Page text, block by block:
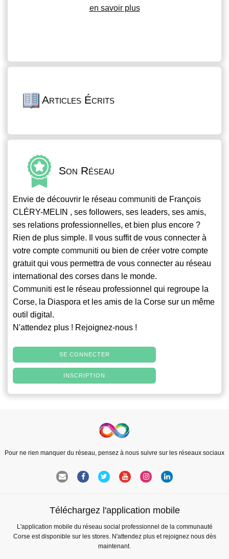
en savoir plus
Articles Écrits
Son Réseau
Envie de découvrir le réseau communiti de François
CLÉRY-MELIN , ses followers, ses leaders, ses amis,
ses relations professionnelles, et bien plus encore ?
Rien de plus simple. Il vous suffit de vous connecter à
votre compte communiti ou bien de créer votre compte
gratuit qui vous permettra de vous connecter au réseau
international des corses dans le monde.
Communiti est le réseau professionnel qui regroupe la
Corse, la Diaspora et les amis de la Corse sur un même
outil digital.
N'attendez plus ! Rejoignez-nous !
SE CONNECTER
INSCRIPTION
Pour ne rien manquer du réseau, pensez à nous suivre sur les réseaux sociaux
Téléchargez l'application mobile
L'application mobile du réseau social professionnel de la communauté
Corse est disponible sur les stores. N'attendez plus et rejoignez nous dès
maintenant.